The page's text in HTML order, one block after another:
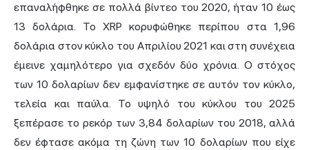
επαναλήφθηκε σε πολλά βίντεο του 2020, ήταν 10 έως
13 δολάρια. Το XRP κορυφώθηκε περίπου στα 1,96
δολάρια στον κύκλο του Απριλίου 2021 και στη συνέχεια
έμεινε χαμηλότερο για σχεδόν δύο χρόνια. Ο στόχος
των 10 δολαρίων δεν εμφανίστηκε σε αυτόν τον κύκλο,
τελεία και παύλα. Το υψηλό του κύκλου του 2025
ξεπέρασε το ρεκόρ των 3,84 δολαρίων του 2018, αλλά
δεν έφτασε ακόμα τη ζώνη των 10 δολαρίων που είχε